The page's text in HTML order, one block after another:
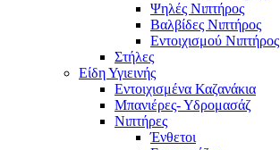
Ψηλές Νιπτήρος
Βαλβίδες Νιπτήρος
Εντοιχισμού Νιπτήρος
Στήλες
Είδη Υγιεινής
Εντοιχισμένα Καζανάκια
Μπανιέρες- Υδρομασάζ
Νιπτήρες
Ένθετοι